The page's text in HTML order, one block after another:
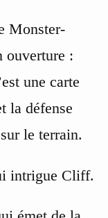
Monster-
ouverture :
une carte
la défense
le terrain.
intrigue Cliff.